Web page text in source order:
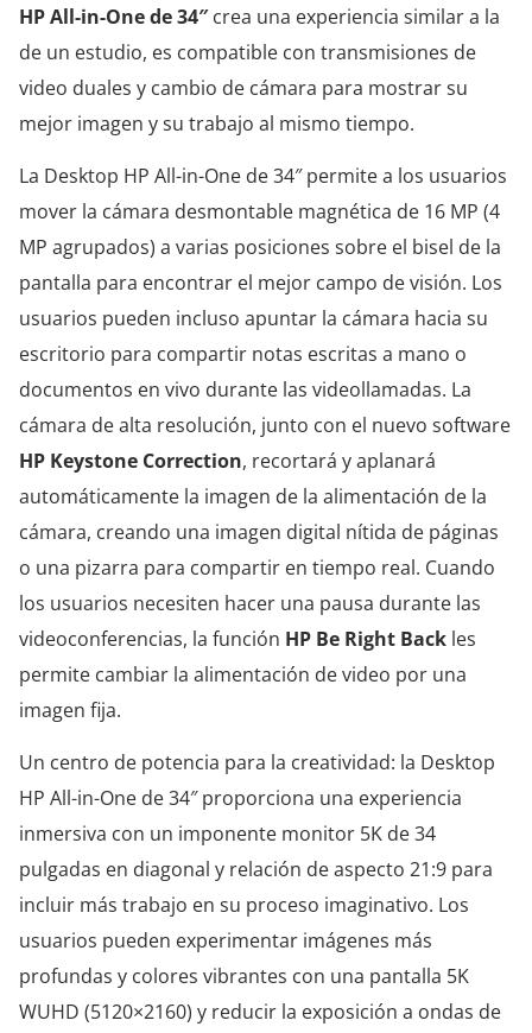
HP All-in-One de 34″crea una experiencia similar a la
de un estudio, es compatible con transmisiones de
video duales y cambio de cámara para mostrar su
mejor imagen y su trabajo al mismo tiempo.
La Desktop HP All-in-One de 34″ permite a los usuarios
mover la cámara desmontable magnética de 16 MP (4
MP agrupados) a varias posiciones sobre el bisel de la
pantalla para encontrar el mejor campo de visión. Los
usuarios pueden incluso apuntar la cámara hacia su
escritorio para compartir notas escritas a mano o
documentos en vivo durante las videollamadas. La
cámara de alta resolución, junto con el nuevo software
HP Keystone Correction, recortará y aplanará
automáticamente la imagen de la alimentación de la
cámara, creando una imagen digital nítida de páginas
o una pizarra para compartir en tiempo real. Cuando
los usuarios necesiten hacer una pausa durante las
videoconferencias, la función HP Be Right Back les
permite cambiar la alimentación de video por una
imagen fija.
Un centro de potencia para la creatividad: la Desktop
HP All-in-One de 34″ proporciona una experiencia
inmersiva con un imponente monitor 5K de 34
pulgadas en diagonal y relación de aspecto 21:9 para
incluir más trabajo en su proceso imaginativo. Los
usuarios pueden experimentar imágenes más
profundas y colores vibrantes con una pantalla 5K
WUHD (5120×2160) y reducir la exposición a ondas de